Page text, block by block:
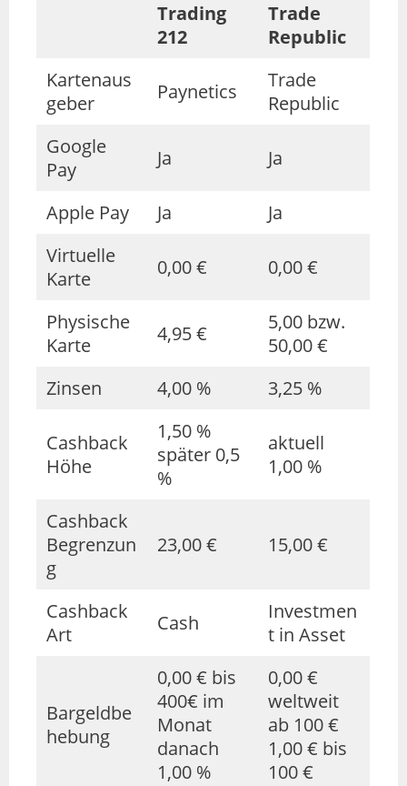
Trading
212
Trade
Republic
Kartenaus
geber
Paynetics
Trade
Republic
Google
Pay
Ja Ja
Apple Pay Ja
Ja
Virtuelle
Karte
0,00 € 0,00 €
Physische
Karte
4,95 €
5,00 bzw.
50,00 €
Zinsen
4,00 % 3,25 %
Cashback
Höhe
1,50 %
später 0,5
%
aktuell
1,00 %
Cashback
Begrenzun
g
23,00 € 15,00 €
Cashback
Art
Cash
Investmen
t in Asset
Bargeldbe
hebung
0,00 € bis
400€ im
Monat
danach
1,00 %
0,00 €
weltweit
ab 100 €
1,00 € bis
100 €